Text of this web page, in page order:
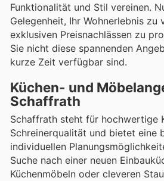
Funktionalität und Stil vereinen.
Gelegenheit, Ihr Wohnerlebnis zu
exklusiven Preisnachlässen zu
Sie nicht diese spannenden
kurze Zeit verfügbar sind.
Küchen- und
Schaffrath
Schaffrath steht für hochwertige
Schreinerqualität und bietet eine
individuellen
Suche nach einer neuen
Küchenmöbeln oder cleveren